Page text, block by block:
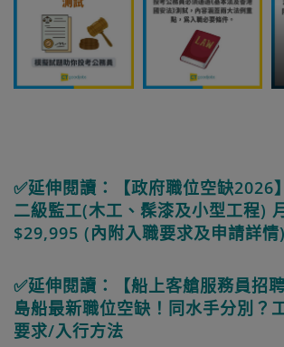
✅延伸閱讀：【政府職位空缺2026
二級監工(木工、髹漆及小型工程)
$29,995 (內附入職要求及申請詳情)
✅延伸閱讀：【船上客艙服務員招
島船最新職位空缺！同水手分別？
要求/入行方法